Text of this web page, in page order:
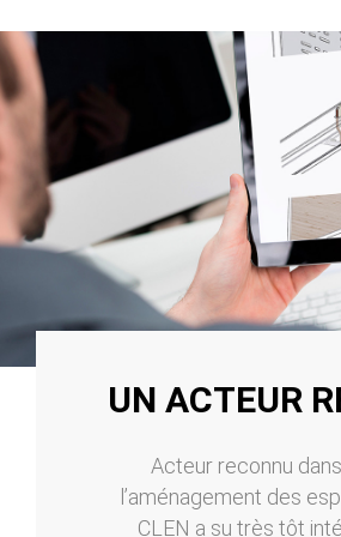
UN ACTEUR
Acteur reconnu
l’aménagement des
CLEN a su très tôt